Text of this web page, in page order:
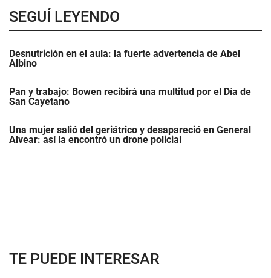
SEGUÍ LEYENDO
Desnutrición en el aula: la fuerte advertencia de Abel
Albino
Pan y trabajo: Bowen recibirá una multitud por el Día de
San Cayetano
Una mujer salió del geriátrico y desapareció en General
Alvear: así la encontró un drone policial
TE PUEDE INTERESAR